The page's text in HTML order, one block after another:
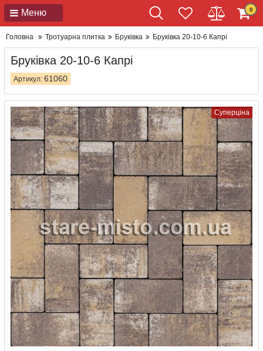
Меню 0
Головна Тротуарна плитка Бруківка Бруківка 20-10-6 Капрі
Бруківка 20-10-6 Капрі
Артикул: 61060
Суперціна